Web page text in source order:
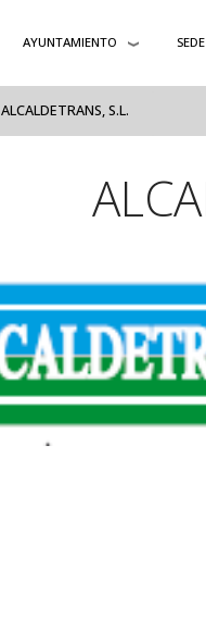
AYUNTAMIENTO
ALCALDETRANS, S.L.